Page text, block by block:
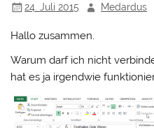
24. Juli 2015 Medardus
Hallo zusammen.
Warum darf ich nicht
hat es ja irgendwie